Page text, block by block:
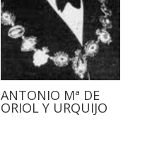
ANTONIO Mª DE
ORIOL Y URQUIJO